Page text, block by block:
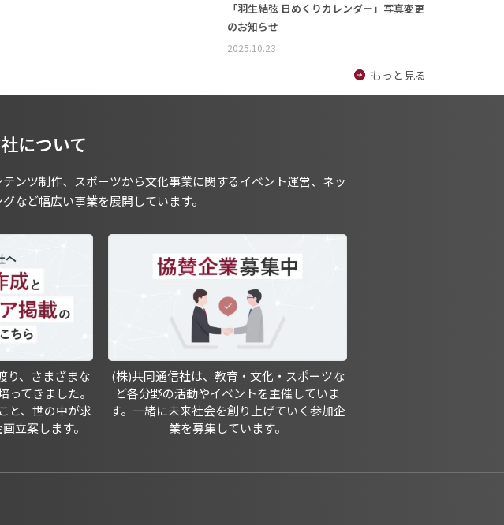
「羽生結弦 日めくりカレンダー」写真変更
のお知らせ
2025.10.23
もっと見る
について
ンツ制作、スポーツから文化事業に関するイベント運営、ネッ
など幅広い事業を展開しています。
り、さまざまな
てきました。
と、世の中が求
立案します。
(株)共同通信社は、教育・文化・スポーツな
ど各分野の活動やイベントを主催していま
す。一緒に未来社会を創り上げていく参加企
業を募集しています。